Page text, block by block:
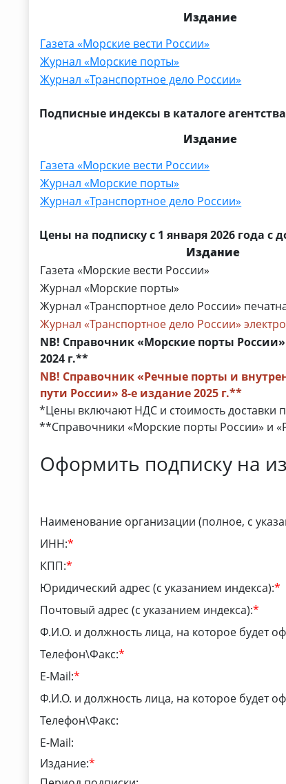
Издание
Газета «Морские вести России»
Журнал «Морские порты»
Журнал «Транспортное дело России»
Подписные индексы в каталоге
Издание
Газета «Морские вести России»
Журнал «Морские порты»
Журнал «Транспортное дело России»
Цены на подписку с 1 января 2026 года с
Издание
Газета «Морские вести России»
Журнал «Морские порты»
Журнал «Транспортное дело России»
Журнал «Транспортное дело России»
NB! Справочник «Морские порты
2024 г.**
NB! Справочник «Речные порты и
пути России» 8-е издание 2025 г.**
*Цены включают НДС и стоимость доставки
**Справочники «Морские порты России» и
Оформить подписку на
Наименование организации (полное, с
ИНН:*
КПП:*
Юридический адрес (с указанием индекса):*
Почтовый адрес (с указанием индекса):*
Ф.И.О. и должность лица, на которое будет
Телефон\Факс:*
E-Mail:*
Ф.И.О. и должность лица, на которое будет
Телефон\Факс:
E-Mail:
Издание:*